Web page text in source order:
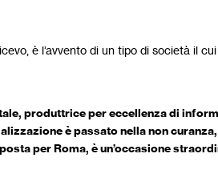
è l’avvento di un tipo di società il
produttrice per eccellenza di
è passato nella non
per Roma, è un’occasione